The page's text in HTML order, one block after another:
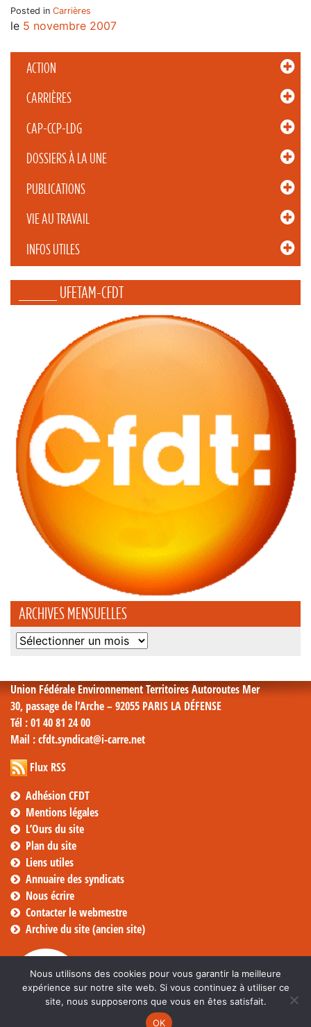
ACTION
CARRIÈRES
CAP-CCP-LDG
DOSSIERS À LA UNE
PUBLICATIONS
VIE AU TRAVAIL
INFOS UTILES
_____ UFETAM-CFDT
ARCHIVES MENSUELLES
Archives
Posted in Carrières
le 5 novembre 2007
Union Fédérale Environnement Territoires Autoroutes Mer
30, passage de l’Arche – 92055 PARIS LA DÉFENSE
Tél : 01 40 81 24 00
Mail : cfdt.syndicat@i-carre.net
Flux RSS
Adhésion CFDT
Mentions légales
L’Ours du site
Plan du site
Liens utiles
Annuaire des syndicats
Nous écrire
Contacter le webmestre
Archive du site (ancien site)
Nous utilisons des cookies pour vous garantir la meilleure
expérience sur notre site web. Si vous continuez à utiliser ce
site, nous supposerons que vous en êtes satisfait.
OK